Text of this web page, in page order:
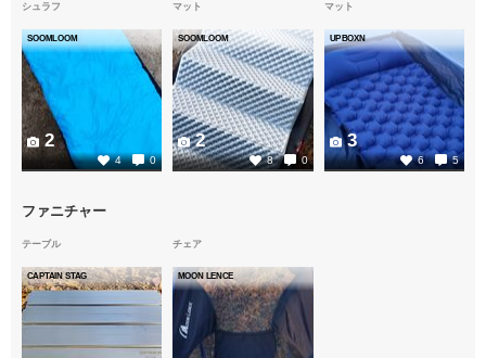
シュラフ
SOOMLOOM
4 0
2
マット
SOOMLOOM
8 0
2
マット
UPBOXN
6 5
3
ファニチャー
テーブル
CAPTAIN STAG
チェア
MOON LENCE